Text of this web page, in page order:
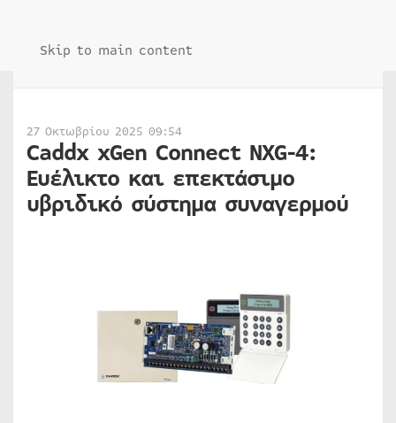
Skip to main content
27 Οκτωβρίου 2025 09:54
Caddx xGen Connect NXG-4:
Ευέλικτο και επεκτάσιμο
υβριδικό σύστημα συναγερμού